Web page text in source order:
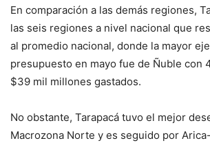
En comparación a las demás regiones,
las seis regiones a nivel nacional que
al promedio nacional, donde la mayor
presupuesto en mayo fue de Ñuble con
$39 mil millones gastados.
No obstante, Tarapacá tuvo el mejor
Macrozona Norte y es seguido por